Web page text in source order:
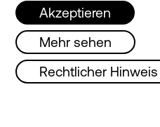
Montag,
Akzeptieren
Mehr sehen
Rechtlicher Hinweis